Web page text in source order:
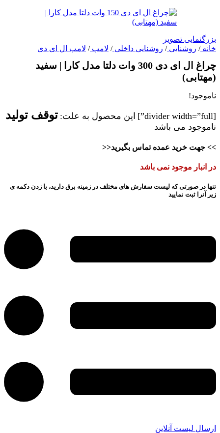
بزرگنمایی تصویر
خانه/ روشنایی/ روشنایی داخلی/ لامپ/ لامپ ال ای دی
چراغ ال ای دی 300 وات دلتا مدل کارا | سفید
(مهتابی)
ناموجود!
[divider width=”full”] این محصول به علت: توقف تولید
ناموجود می باشد
>> جهت خرید عمده تماس بگیرید<<
در انبار موجود نمی باشد
تنها در صورتی که لیست سفارش های مختلف در زمینه برق دارید، با زدن دکمه ی
زیر آنرا ثبت نمایید
ارسال لیست آنلاین